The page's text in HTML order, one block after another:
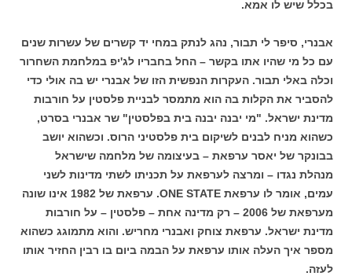
בכלל שיש לו אמא.
אבנרי, סיפר לי תבור, נהג לנתק במחי יד קשרים של עשרות שנים
עם כל מי שהיו אתו בקשר – החל בחבריו לג'יפ במלחמת השחרור
וכלה באלי תבור. העקרות הנפשית הזו של אבנרי יש בה אולי כדי
להסביר את הקלות בה הוא מתמסר לבניית פלסטין על חורבות
מדינת ישראל. "מי יבנה יבנה בית בפלסטין" שר אבנרי בסרט,
כשהוא מניח לבנים לשיקום בית פלסטיני הרוס. וכשהוא יושב
בבונקר של יאסר ערפאת – בעיצומה של מלחמה שישראל
מנהלת נגדו – ומרצה לערפאת על תכניתו לשתי מדינות לשני
עמים, אומר לו ערפאת ONE STATE. ערפאת של 1982 אינו שונה
מערפאת של 2006 – רק מדינה אחת – פלסטין – על חורבות
מדינת ישראל. ערפאת צוחק ואבנרי מחריש. והוא מתמוגג כשהוא
מספר איך העלה אותו ערפאת על הבמה ביום בו רבין החזיר אותו
לעזה.